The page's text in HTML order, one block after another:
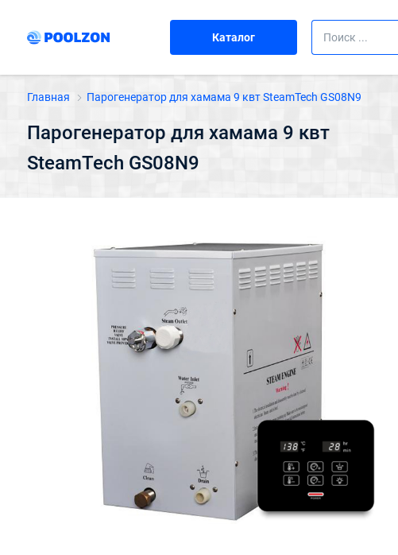
Каталог
Главная Парогенератор для хамама 9 квт SteamTech GS08N9
Парогенератор для хамама 9 квт
SteamTech GS08N9